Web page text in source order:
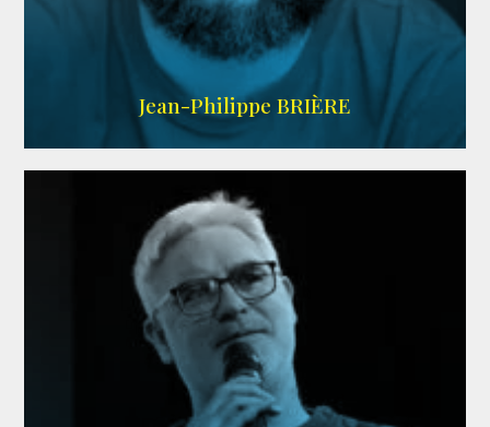
LINKEDIN
Jean-Philippe BRIÈRE